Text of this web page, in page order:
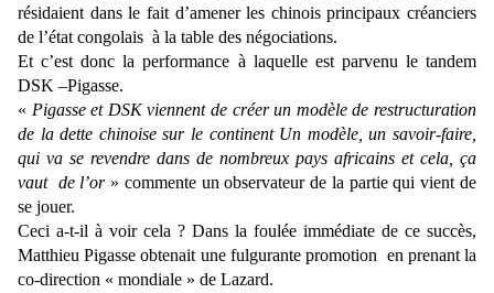
résidaient dans le fait d’amener les chinois principaux créanciers
de l’état congolais à la table des négociations.
Et c’est donc la performance à laquelle est parvenu le tandem
DSK –Pigasse.
« Pigasse et DSK viennent de créer un modèle de restructuration
de la dette chinoise sur le continent Un modèle, un savoir-faire,
qui va se revendre dans de nombreux pays africains et cela, ça
vaut de l’or » commente un observateur de la partie qui vient de
se jouer.
Ceci a-t-il à voir cela ? Dans la foulée immédiate de ce succès,
Matthieu Pigasse obtenait une fulgurante promotion en prenant la
co-direction « mondiale » de Lazard.